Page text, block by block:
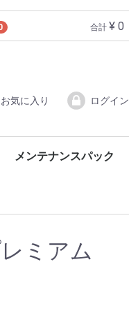
合計 ¥ 0
お気に入り ログイン
メンテナンスパック
ミアム